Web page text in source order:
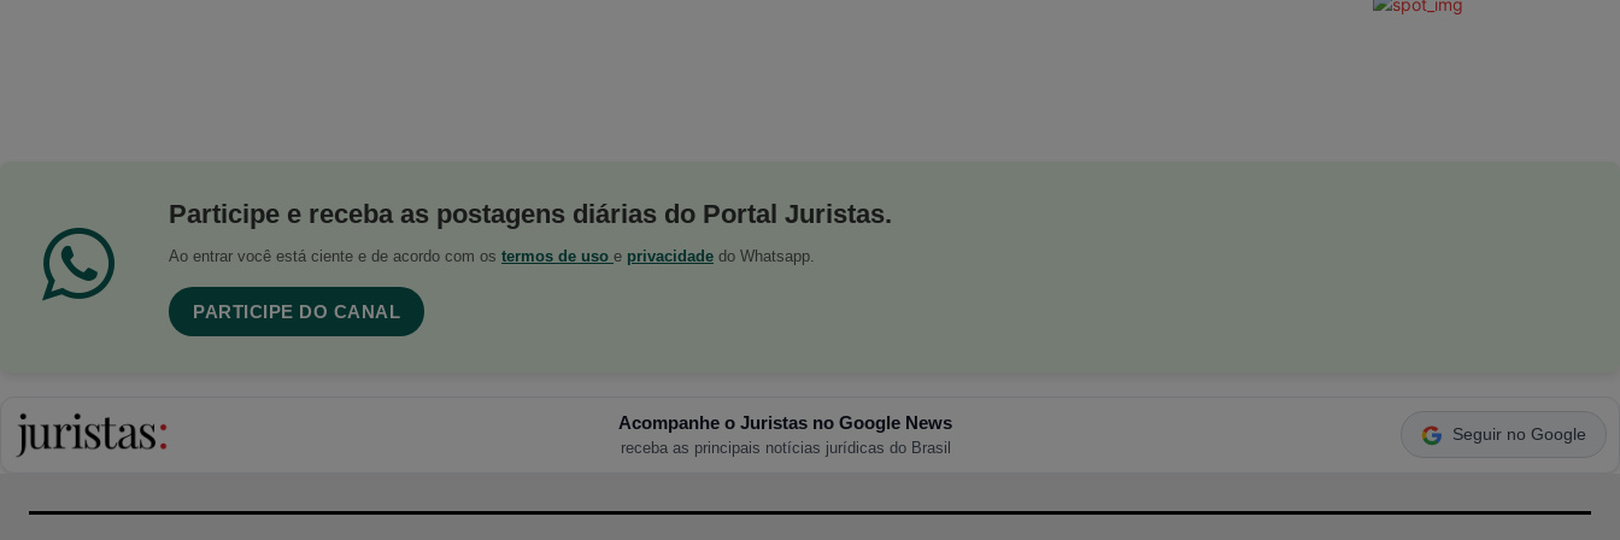
Participe e receba as postagens diárias do Portal Juristas.
Ao entrar você está ciente e de acordo com os termos de uso e privacidade do Whatsapp.
PARTICIPE DO CANAL
Acompanhe o Juristas no Google News
receba as principais notícias jurídicas do Brasil
Seguir no Google